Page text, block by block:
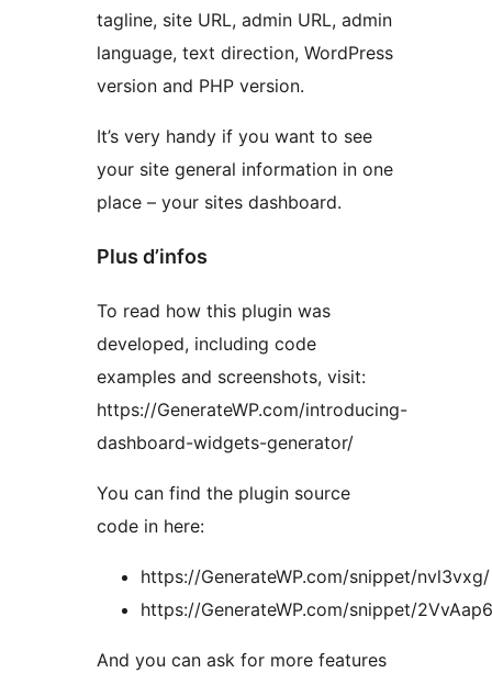
tagline, site URL, admin URL, admin
language, text direction, WordPress
version and PHP version.
It’s very handy if you want to see
your site general information in one
place – your sites dashboard.
Plus d’infos
To read how this plugin was
developed, including code
examples and screenshots, visit:
https://GenerateWP.com/introducing-
dashboard-widgets-generator/
You can find the plugin source
code in here:
https://GenerateWP.com/snippet/nvl3vxg/
https://GenerateWP.com/snippet/
And you can ask for more features